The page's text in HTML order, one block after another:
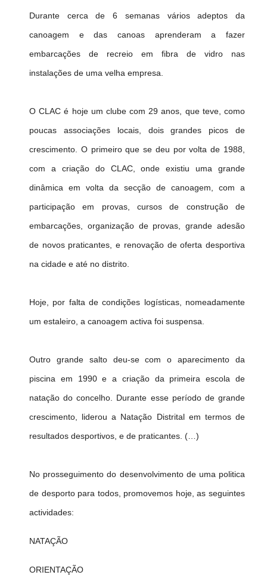
Durante cerca de 6 semanas vários adeptos da
canoagem e das canoas aprenderam a fazer
embarcações de recreio em fibra de vidro nas
instalações de uma velha empresa.
O CLAC é hoje um clube com 29 anos, que teve, como
poucas associações locais, dois grandes picos de
crescimento. O primeiro que se deu por volta de 1988,
com a criação do CLAC, onde existiu uma grande
dinâmica em volta da secção de canoagem, com a
participação em provas, cursos de construção de
embarcações, organização de provas, grande adesão
de novos praticantes, e renovação de oferta desportiva
na cidade e até no distrito.
Hoje, por falta de condições logísticas, nomeadamente
um estaleiro, a canoagem activa foi suspensa.
Outro grande salto deu-se com o aparecimento da
piscina em 1990 e a criação da primeira escola de
natação do concelho. Durante esse período de grande
crescimento, liderou a Natação Distrital em termos de
resultados desportivos, e de praticantes. (…)
No prosseguimento do desenvolvimento de uma politica
de desporto para todos, promovemos hoje, as seguintes
actividades:
NATAÇÃO
ORIENTAÇÃO